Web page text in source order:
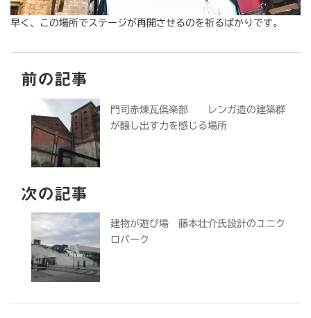
早く、この場所でステージが再開させるのを祈るばかりです。
前の記事
門司赤煉瓦倶楽部 レンガ造の建築群
が醸し出す力を感じる場所
次の記事
建物が遊び場 藤本壮介氏設計のユニク
ロパーク